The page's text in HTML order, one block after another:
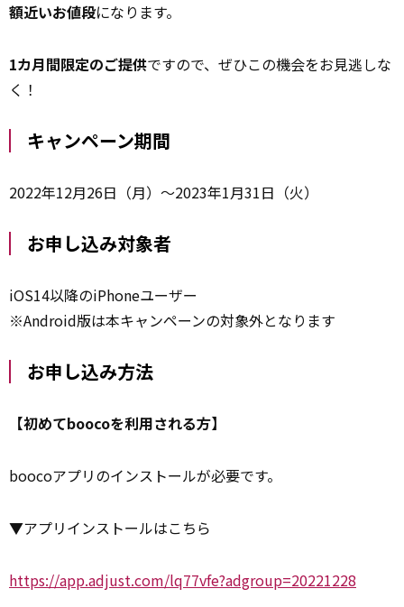
額近いお値段になります。
1カ月間限定のご提供ですので、ぜひこの機会をお見逃しな
く！
キャンペーン期間
2022年12月26日（月）～2023年1月31日（火）
お申し込み対象者
iOS14以降のiPhoneユーザー
※Android版は本キャンペーンの対象外となります
お申し込み方法
【初めてboocoを利用される方】
boocoアプリのインストールが必要です。
▼アプリインストールはこちら
https://app.adjust.com/lq77vfe?adgroup=20221228